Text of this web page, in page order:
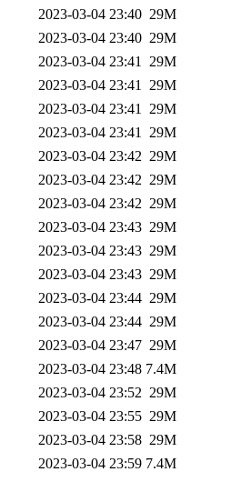
2023-03-04 23:40 29M
2023-03-04 23:40 29M
2023-03-04 23:41 29M
2023-03-04 23:41 29M
2023-03-04 23:41 29M
2023-03-04 23:41 29M
2023-03-04 23:42 29M
2023-03-04 23:42 29M
2023-03-04 23:42 29M
2023-03-04 23:43 29M
2023-03-04 23:43 29M
2023-03-04 23:43 29M
2023-03-04 23:44 29M
2023-03-04 23:44 29M
2023-03-04 23:47 29M
2023-03-04 23:48 7.4M
2023-03-04 23:52 29M
2023-03-04 23:55 29M
2023-03-04 23:58 29M
2023-03-04 23:59 7.4M